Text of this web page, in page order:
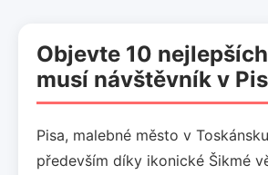
Objevte 10
musí návštěvník v
Pisa, malebné město v
především díky ikonické Šikmé